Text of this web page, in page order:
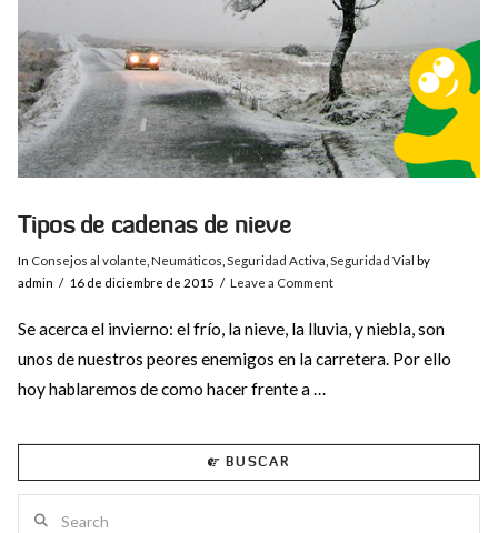
Tipos de cadenas de nieve
In Consejos al volante Neumáticos Seguridad Activa Seguridad Vial
by
admin
16 de diciembre de 2015 Leave a Comment
Se acerca el invierno: el frío, la nieve, la lluvia, y niebla, son
unos de nuestros peores enemigos en la carretera. Por ello
hoy hablaremos de como hacer frente a …
BUSCAR